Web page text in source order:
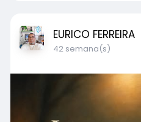
EURICO FERREIRA
42 semana(s)